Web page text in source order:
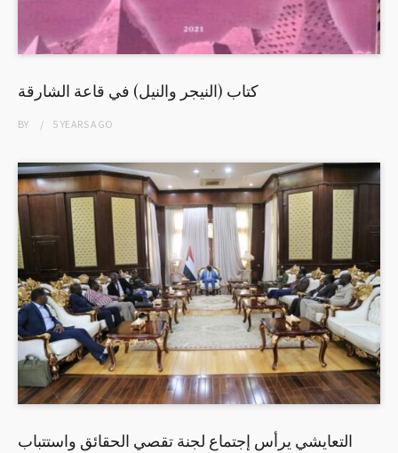
كتاب (النيجر والنيل) في قاعة الشارقة
BY 5 YEARSAGO
التعايشي يرأس إجتماع لجنة تقصي الحقائق واستتباب